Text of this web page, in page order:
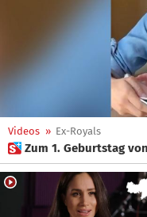
Videos » Ex-Royals
 Zum 1. Geburtstag